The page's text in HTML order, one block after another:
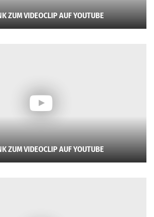
ZUM VIDEOCLIP AUF YOUTUBE
ZUM VIDEOCLIP AUF YOUTUBE